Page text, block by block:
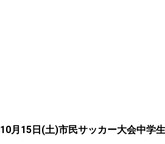
10月15日(土)市民サッカー大会中学